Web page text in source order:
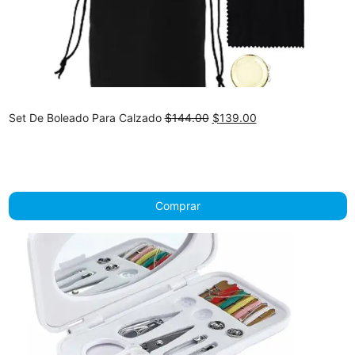
Set De Boleado Para Calzado$144.00 Original
$139.00Current
Comprar